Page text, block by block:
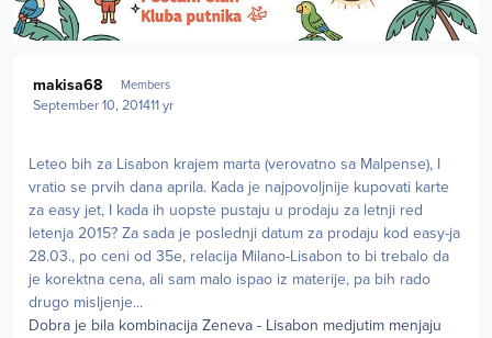
makisa68 Members
September 10, 201411 yr
Leteo bih za Lisabon krajem marta (verovatno sa Malpense), I
vratio se prvih dana aprila. Kada je najpovoljnije kupovati karte
za easy jet, I kada ih uopste pustaju u prodaju za letnji red
letenja 2015? Za sada je poslednji datum za prodaju kod easy-ja
28.03., po ceni od 35e, relacija Milano-Lisabon to bi trebalo da
je korektna cena, ali sam malo ispao iz materije, pa bih rado
drugo misljenje...
Dobra je bila kombinacija Zeneva - Lisabon medjutim menjaju